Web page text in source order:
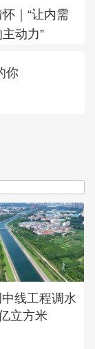
｜“让内需
动力”
你
线工程调水
立方米